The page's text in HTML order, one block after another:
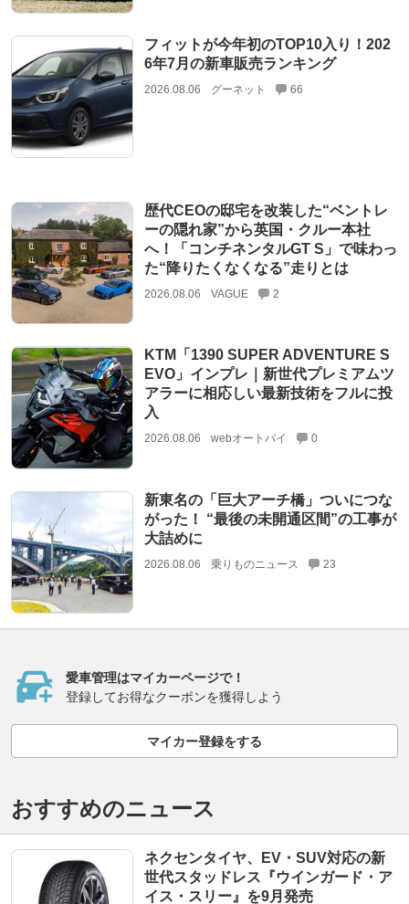
フィットが今年初のTOP10入り！202
6年7月の新車販売ランキング
2026.08.06 グーネット 66
歴代CEOの邸宅を改装した“ベントレ
ーの隠れ家”から英国・クルー本社
へ！「コンチネンタルGT S」で味わっ
た“降りたくなくなる”走りとは
2026.08.06 VAGUE 2
KTM「1390 SUPER ADVENTURE S
EVO」インプレ｜新世代プレミアムツ
アラーに相応しい最新技術をフルに投
入
2026.08.06 webオートバイ 0
新東名の「巨大アーチ橋」ついにつな
がった！ “最後の未開通区間”の工事が
大詰めに
2026.08.06 乗りものニュース 23
愛車管理はマイカーページで！
登録してお得なクーポンを獲得しよう
マイカー登録をする
おすすめのニュース
ネクセンタイヤ、EV・SUV対応の新
世代スタッドレス『ウインガード・ア
イス・スリー』を9月発売